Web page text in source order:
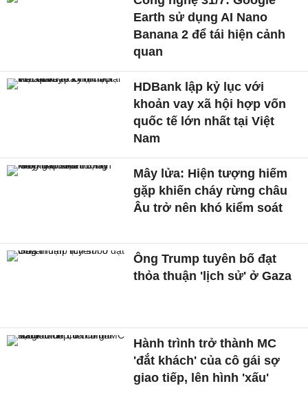
Earth sử dụng AI Nano
Banana 2 để tái hiện cảnh
quan
HDBank lập kỷ lục với
khoản vay xã hội hợp vốn
quốc tế lớn nhất tại Việt
Nam
Mây lửa: Hiện tượng hiếm
gặp khiến cháy rừng châu
Âu trở nên khó kiểm soát
Ông Trump tuyên bố đạt
thỏa thuận 'lịch sử' ở Gaza
Hành trình trở thành MC
'đắt khách' của cô gái sợ
giao tiếp, lên hình 'xấu'